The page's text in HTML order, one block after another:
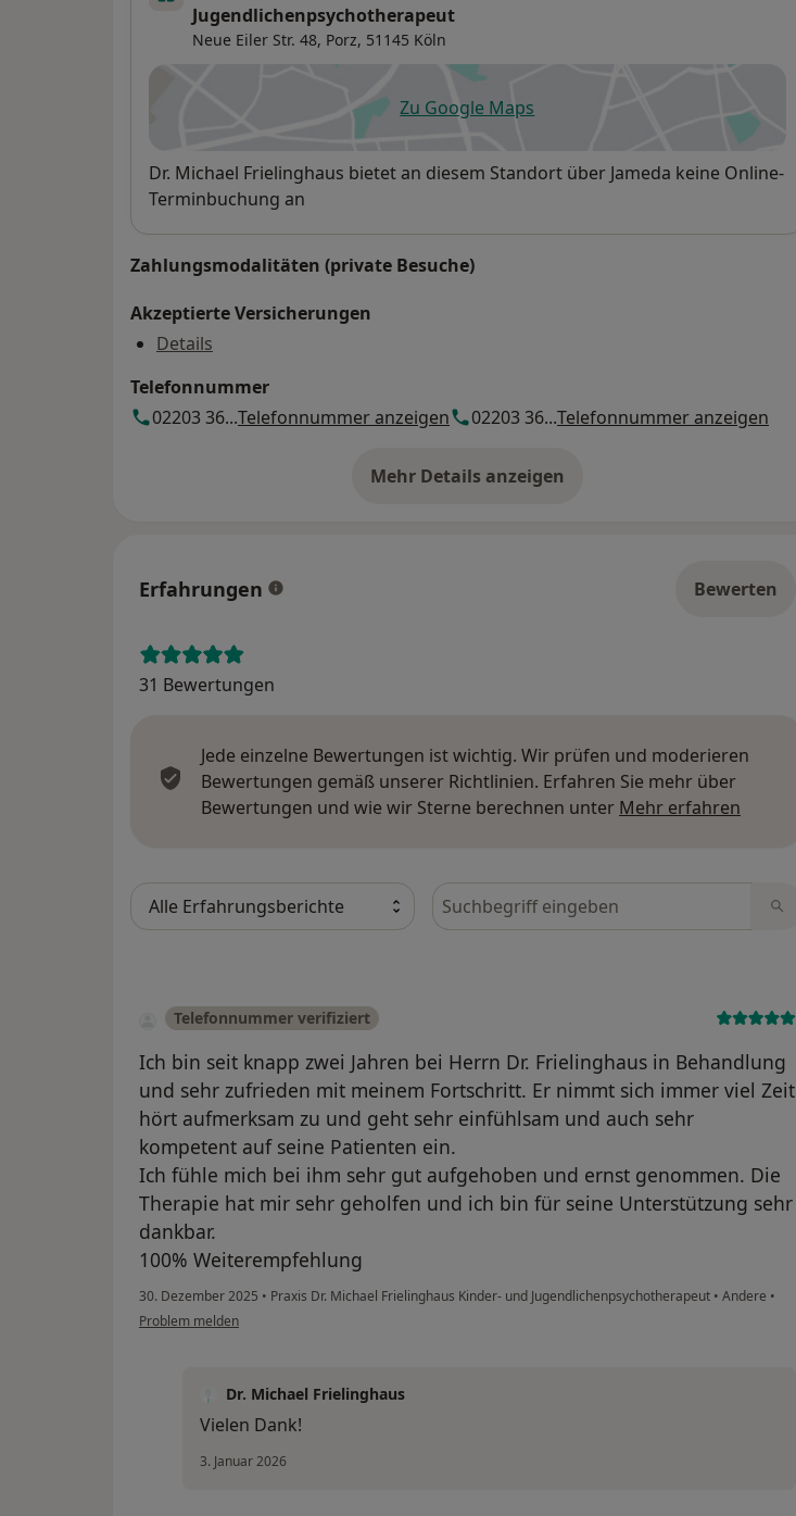
Jugendlichenpsychotherapeut
Neue Eiler Str. 48, Porz, 51145 Köln
Zu Google Mapsöffnet in einer neuen Registerkarte
Verfügbarkeit
Dr. Michael Frielinghaus bietet an diesem Standort über Jameda keine Online-
Terminbuchung an
Zahlungsmodalitäten (private Besuche)
Akzeptierte Versicherungen
Details
Telefonnummer
02203 36...Telefonnummer anzeigen 02203 36...Telefonnummer anzeigen
Mehr Details anzeigen
über die Adresse
Erfahrungen Bewerten
31 Bewertungen
Jede einzelne Bewertungen ist wichtig. Wir prüfen und moderieren
Bewertungen gemäß unserer Richtlinien. Erfahren Sie mehr über
Bewertungen und wie wir Sterne berechnen unter Mehr erfahren
Bewertungen durchsuchen
Telefonnummer verifiziert
Ich bin seit knapp zwei Jahren bei Herrn Dr. Frielinghaus in Behandlung
und sehr zufrieden mit meinem Fortschritt. Er nimmt sich immer viel Zeit
hört aufmerksam zu und geht sehr einfühlsam und auch sehr
kompetent auf seine Patienten ein.
Ich fühle mich bei ihm sehr gut aufgehoben und ernst genommen. Die
Therapie hat mir sehr geholfen und ich bin für seine Unterstützung sehr
dankbar.
100% Weiterempfehlung
30. Dezember 2025 • Praxis Dr. Michael Frielinghaus Kinder- und Jugendlichenpsychotherapeut • Andere •
Problem melden
Dr. Michael Frielinghaus
Vielen Dank!
3. Januar 2026